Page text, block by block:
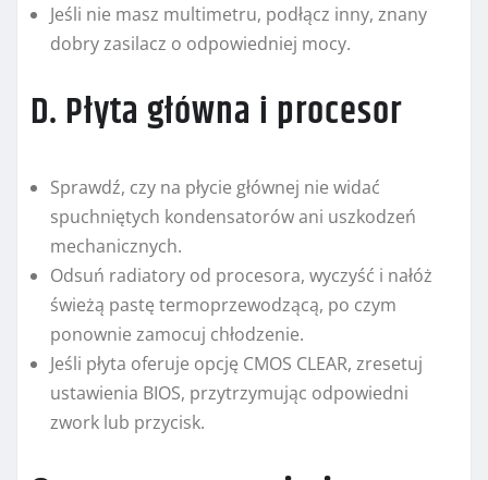
Jeśli nie masz multimetru, podłącz inny, znany
dobry zasilacz o odpowiedniej mocy.
D. Płyta główna i procesor
Sprawdź, czy na płycie głównej nie widać
spuchniętych kondensatorów ani uszkodzeń
mechanicznych.
Odsuń radiatory od procesora, wyczyść i nałóż
świeżą pastę termoprzewodzącą, po czym
ponownie zamocuj chłodzenie.
Jeśli płyta oferuje opcję CMOS CLEAR, zresetuj
ustawienia BIOS, przytrzymując odpowiedni
zwork lub przycisk.